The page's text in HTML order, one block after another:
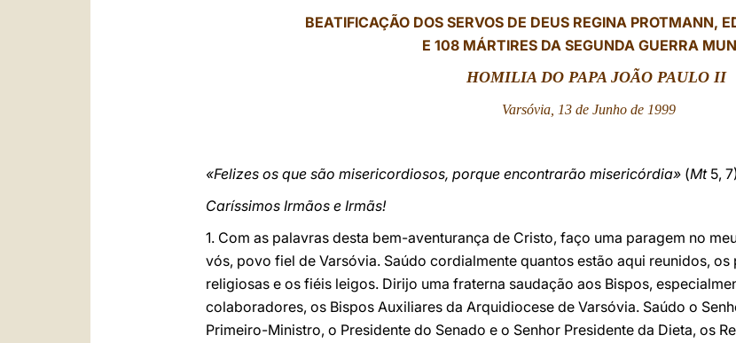
BEATIFICAÇÃO DOS SERVOS DE DEUS REGINA PROTMANN,
E 108 MÁRTIRES DA SEGUNDA GUERRA
HOMILIA DO PAPA JOÃO PAULO II
Varsóvia, 13 de Junho de 1999
«Felizes os que são misericordiosos, porque encontrarão misericórdia» (Mt5,
Caríssimos Irmãos e Irmãs!
1. Com as palavras desta bem-aventurança de Cristo, faço uma paragem no
vós, povo fiel de Varsóvia. Saúdo cordialmente quantos estão aqui reunidos,
religiosas e os fiéis leigos. Dirijo uma fraterna saudação aos Bispos,
colaboradores, os Bispos Auxiliares da Arquidiocese de Varsóvia. Saúdo o
Primeiro-Ministro, o Presidente do Senado e o Senhor Presidente da Dieta, os